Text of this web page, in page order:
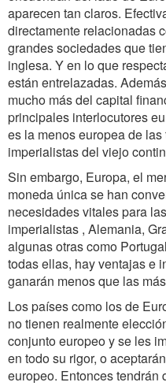
aparecen tan claros.
directamente relacionadas
grandes sociedades que
inglesa. Y en lo que
están entrelazadas.
mucho más del capital
principales interlocutores
es la menos europea de
imperialistas del viejo
Sin embargo, Europa, el
moneda única se han
necesidades vitales para
imperialistas , Alemania,
algunas otras como
todas ellas, hay ventajas e
ganarán menos que las
Los países como los de
no tienen realmente
conjunto europeo y se les
en todo su rigor, o
europeo. Entonces tendrán